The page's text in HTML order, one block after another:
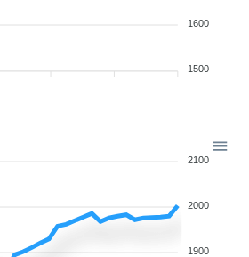
1600
1500
2100
2000
1900